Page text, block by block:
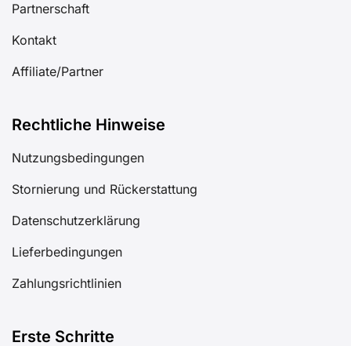
Partnerschaft
Kontakt
Affiliate/Partner
Rechtliche Hinweise
Nutzungsbedingungen
Stornierung und Rückerstattung
Datenschutzerklärung
Lieferbedingungen
Zahlungsrichtlinien
Erste Schritte